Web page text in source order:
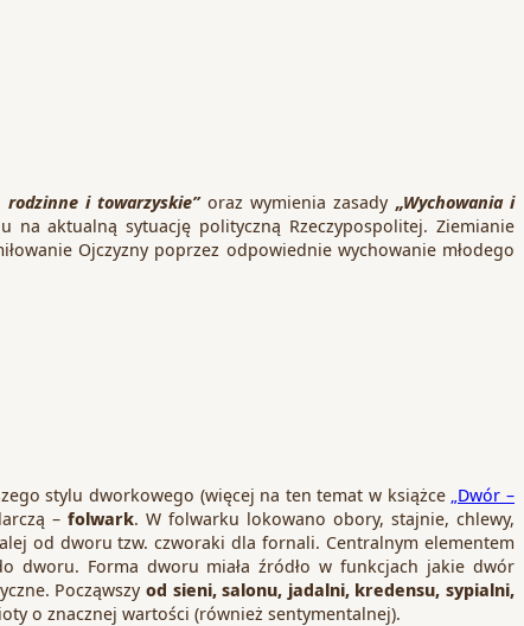
rodzinne i towarzyskie”oraz wymienia zasady „Wychowania i
na aktualną sytuację polityczną Rzeczypospolitej. Ziemianie
Ojczyzny poprzez odpowiednie wychowanie młodego
stylu dworkowego (więcej na ten temat w książce „Dwór –
– folwark. W folwarku lokowano obory, stajnie, chlewy,
od dworu tzw. czworaki dla fornali. Centralnym elementem
dworu. Forma dworu miała źródło w funkcjach jakie dwór
Począwszy od sieni, salonu, jadalni, kredensu, sypialni,
o znacznej wartości (również sentymentalnej).